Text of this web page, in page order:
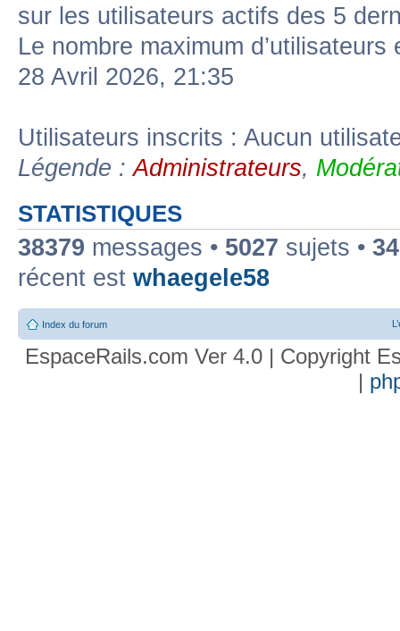
sur les utilisateurs actifs des 5
Le nombre maximum
28 Avril 2026, 21:35
Utilisateurs inscrits : Aucun
Légende :Administrateurs,
STATISTIQUES
38379 messages • 5027 sujets •
récent est whaegele58
Index du forum
EspaceRails.com Ver 4.0 | Copyright
|